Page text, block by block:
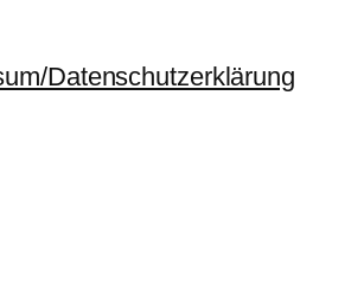
Datenschutzerklärung